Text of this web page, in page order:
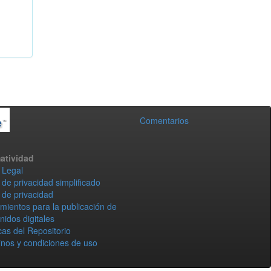
Comentarios
privacidad simplificado
privacidad
para la publicación de
digitales
del Repositorio
y condiciones de uso